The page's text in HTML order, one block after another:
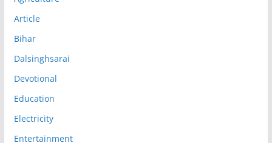
Article
Bihar
Dalsinghsarai
Devotional
Education
Electricity
Entertainment